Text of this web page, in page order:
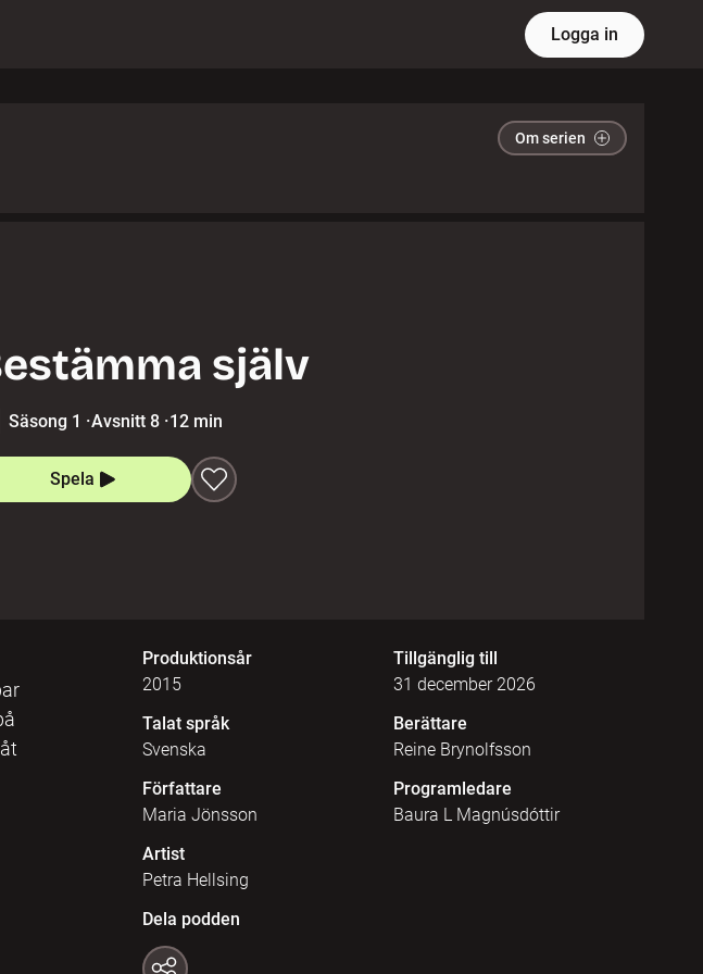
Logga in
Om serien
själv
Säsong 1 ·Avsnitt 8 ·12 min
Spela
Produktionsår
2015
Tillgänglig till
31 december 2026
Talat språk
Svenska
Berättare
Reine Brynolfsson
Författare
Maria Jönsson
Programledare
Baura L Magnúsdóttir
Artist
Petra Hellsing
Dela podden